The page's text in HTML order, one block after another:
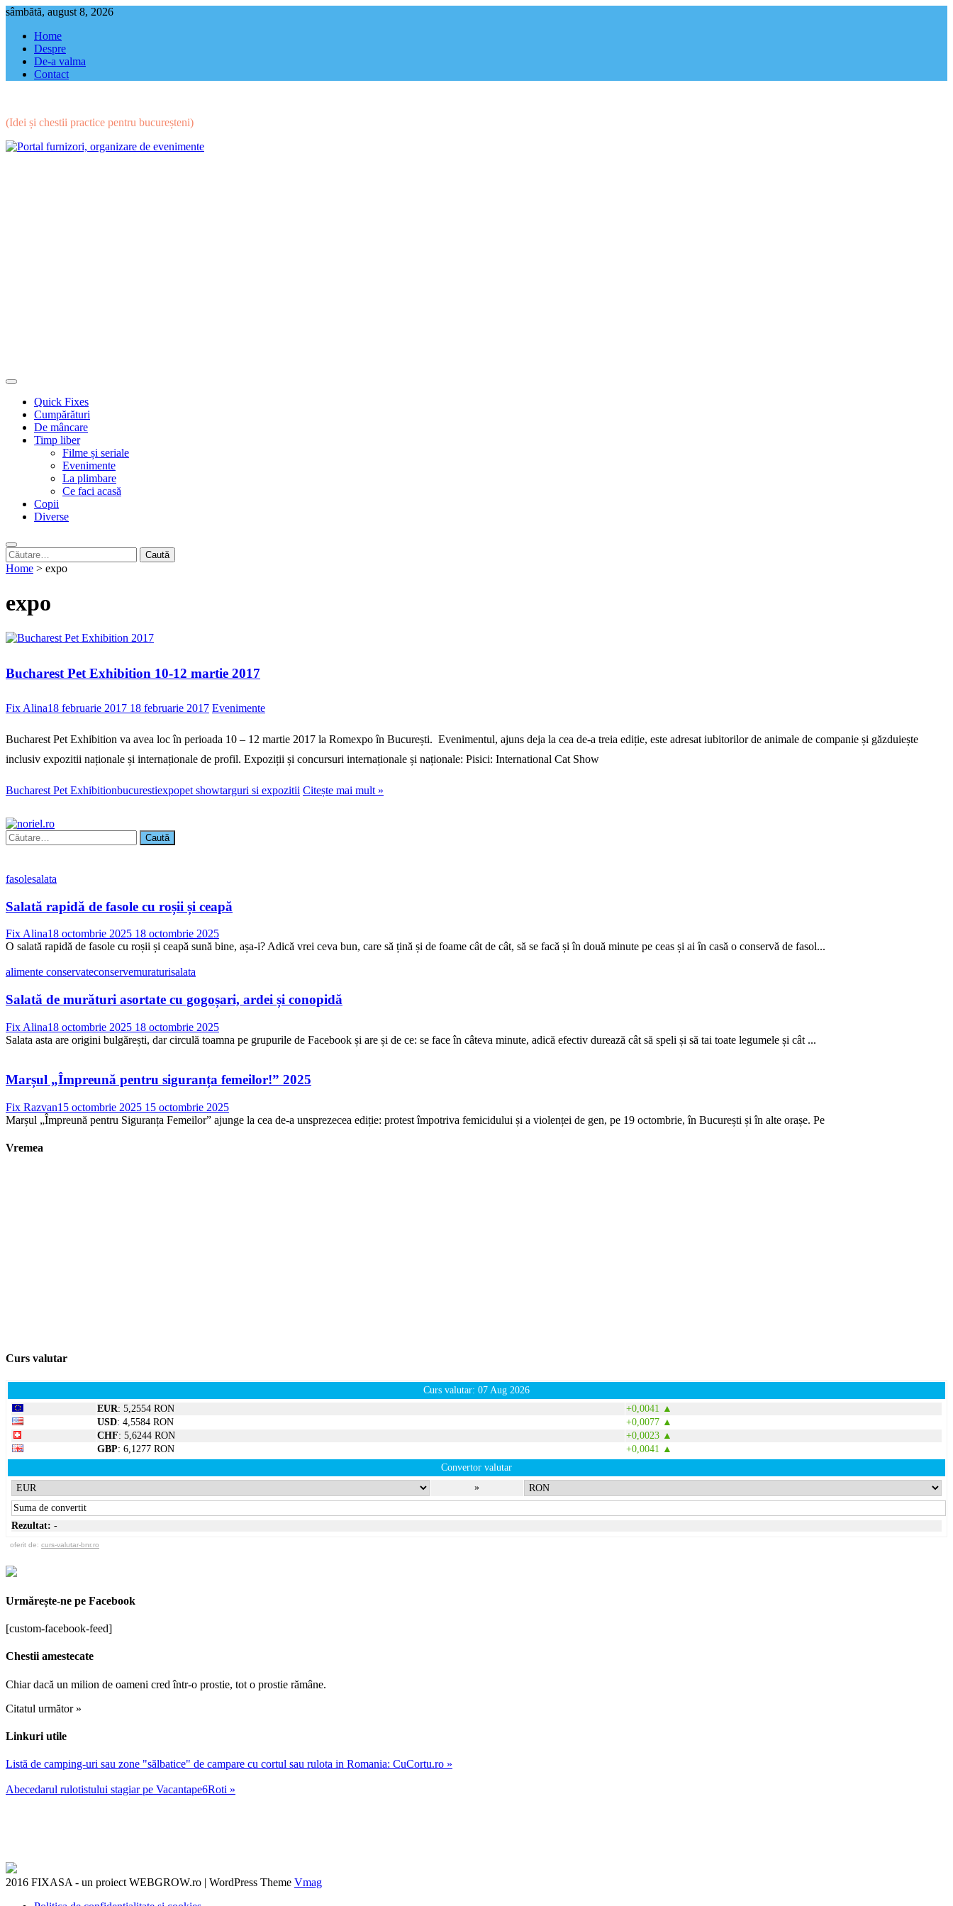
Skip
content
sâmbătă, august 8, 2026
Home
Despre
De-a valma
Contact
(Idei și chestii practice pentru bucureșteni)
Quick Fixes
Cumpărături
De mâncare
Timp liber
Filme și seriale
Evenimente
La plimbare
Ce faci acasă
Copii
Diverse
Caută
după:
Home > expo
expo
Bucharest Pet Exhibition 10-12 martie 2017
Fix Alina18 februarie 2017 18 februarie 2017 Evenimente
Bucharest Pet Exhibition va avea loc în perioada 10 – 12 martie 2017 la Romexpo în București. Evenimentul, ajuns deja la cea de-a treia ediție, este adresat iubitorilor de animale de companie și găzduiește
inclusiv expozitii naționale și internaționale de profil. Expoziții și concursuri internaționale și naționale: Pisici: International Cat Show
Bucharest Pet Exhibitionbucurestiexpopet showtarguri si expozitii Citește mai mult »
Caută
după:
fasolesalata
Salată rapidă de fasole cu roșii și ceapă
Fix Alina18 octombrie 2025 18 octombrie 2025
O salată rapidă de fasole cu roșii și ceapă sună bine, așa-i? Adică vrei ceva bun, care să țină și de foame cât de cât, să se facă și în două minute pe ceas și ai în casă o conservă de fasol...
alimente conservateconservemuraturisalata
Salată de murături asortate cu gogoșari, ardei și conopidă
Fix Alina18 octombrie 2025 18 octombrie 2025
Salata asta are origini bulgărești, dar circulă toamna pe grupurile de Facebook și are și de ce: se face în câteva minute, adică efectiv durează cât să speli și să tai toate legumele și cât ...
Marșul „Împreună pentru siguranța femeilor!” 2025
Fix Razvan15 octombrie 2025 15 octombrie 2025
Marșul „Împreună pentru Siguranța Femeilor” ajunge la cea de-a unsprezecea ediție: protest împotriva femicidului și a violenței de gen, pe 19 octombrie, în București și în alte orașe. Pe
Vremea
Curs valutar
Curs valutar: 07 Aug 2026
EUR: 5,2554 RON
+0,0041 ▲
USD: 4,5584 RON
+0,0077 ▲
CHF: 5,6244 RON
+0,0023 ▲
GBP: 6,1277 RON
+0,0041 ▲
Convertor valutar
»
Rezultat: -
oferit de: curs-valutar-bnr.ro
Urmărește-ne pe Facebook
[custom-facebook-feed]
Chestii amestecate
Chiar dacă un milion de oameni cred într-o prostie, tot o prostie rămâne.
Citatul următor »
Linkuri utile
Listă de camping-uri sau zone "sălbatice" de campare cu cortul sau rulota in Romania: CuCortu.ro »
Abecedarul rulotistului stagiar pe Vacantape6Roti »
2016 FIXASA - un proiect WEBGROW.ro | WordPress Theme Vmag